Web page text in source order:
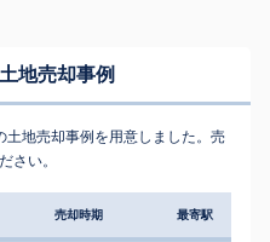
地売却事例
地売却事例を用意しました。売
さい。
売却時期 最寄駅